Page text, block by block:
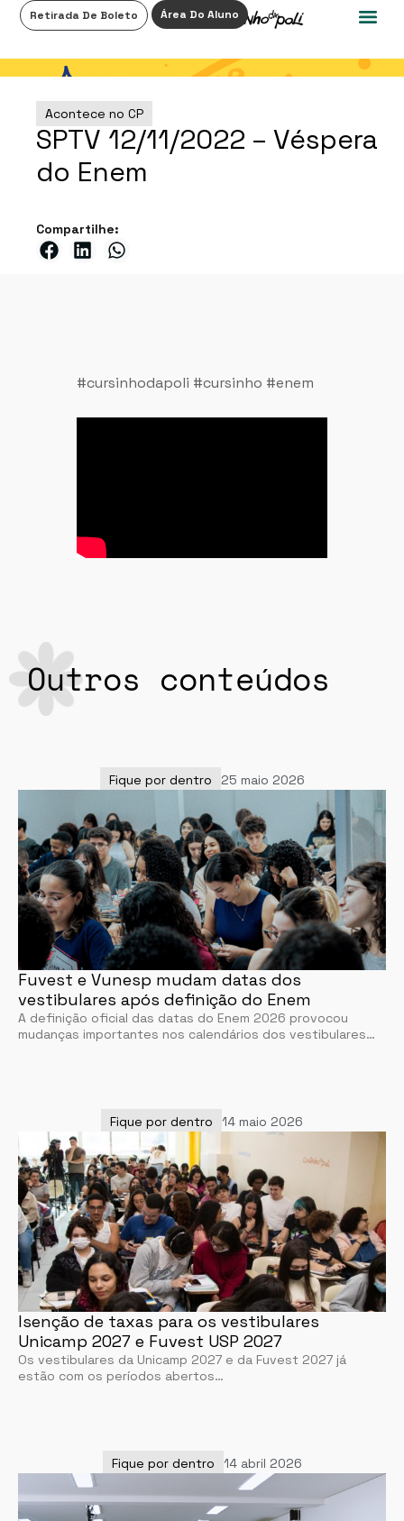
Retirada De Boleto Área Do Aluno
Acontece no CP
SPTV 12/11/2022 – Véspera
do Enem
Compartilhe:
#cursinhodapoli #cursinho #enem
Outros conteúdos
Fique por dentro 25 maio 2026
Fuvest e Vunesp mudam datas dos
vestibulares após definição do Enem
A definição oficial das datas do Enem 2026 provocou
mudanças importantes nos calendários dos vestibulares…
Fique por dentro 14 maio 2026
Isenção de taxas para os vestibulares
Unicamp 2027 e Fuvest USP 2027
Os vestibulares da Unicamp 2027 e da Fuvest 2027 já
estão com os períodos abertos…
Fique por dentro 14 abril 2026